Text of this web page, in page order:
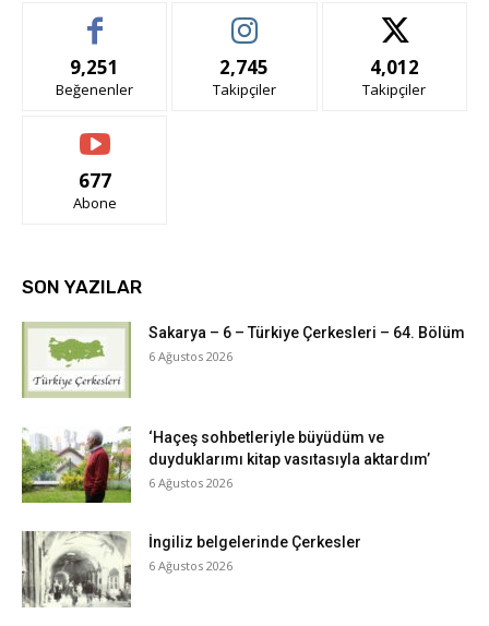
9,251
Beğenenler
2,745
Takipçiler
4,012
Takipçiler
677
Abone
SON YAZILAR
Sakarya – 6 – Türkiye Çerkesleri – 64. Bölüm
6 Ağustos 2026
‘Haçeş sohbetleriyle büyüdüm ve
duyduklarımı kitap vasıtasıyla aktardım’
6 Ağustos 2026
İngiliz belgelerinde Çerkesler
6 Ağustos 2026